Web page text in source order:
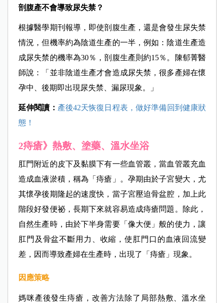
剖腹產不會導致尿失禁？
根據醫學期刊報導，即使剖腹生產，還是會發生尿失禁
情況，但機率約為陰道生產的一半，例如：陰道生產造
成尿失禁的機率為30％，剖腹生產則約15％。陳郁菁醫
師說：「並非陰道生產才會造成尿失禁，很多產婦在懷
孕中、後期即出現尿失禁、漏尿現象。」
延伸閱讀： 產後42天恢復日程表，做好準備回到健康狀
態！
2痔瘡》熱敷、塗藥、溫水坐浴
肛門附近的皮下及黏膜下有一些血管叢，當血管叢充血
造成血液淤積，稱為「痔瘡」。孕期由於子宮變大，尤
其懷孕後期隆起的速度快，當子宮壓迫骨盆腔，加上此
階段好發便祕，長期下來就容易造成痔瘡問題。除此，
自然生產時，由於下半身需要「像大便」般的使力，讓
肛門及骨盆不斷用力、收縮，使肛門口的血液回流變
差，因而導致產婦在生產時，出現了「痔瘡」現象。
因應策略
媽咪產後發生痔瘡，改善方法除了局部熱敷、溫水坐